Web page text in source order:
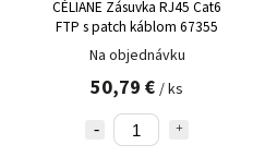
CÉLIANE Zásuvka RJ45 Cat6
FTP s patch káblom 67355
Na objednávku
50,79 € / ks